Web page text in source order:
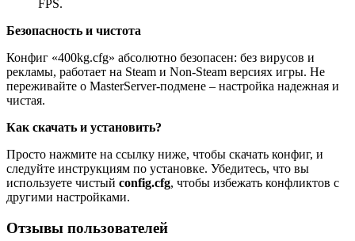
FPS.
Безопасность и чистота
Конфиг «400kg.cfg» абсолютно безопасен: без вирусов и
рекламы, работает на Steam и Non-Steam версиях игры. Не
переживайте о MasterServer-подмене – настройка надежная и
чистая.
Как скачать и установить?
Просто нажмите на ссылку ниже, чтобы скачать конфиг, и
следуйте инструкциям по установке. Убедитесь, что вы
используете чистый config.cfg, чтобы избежать конфликтов с
другими настройками.
Отзывы пользователей